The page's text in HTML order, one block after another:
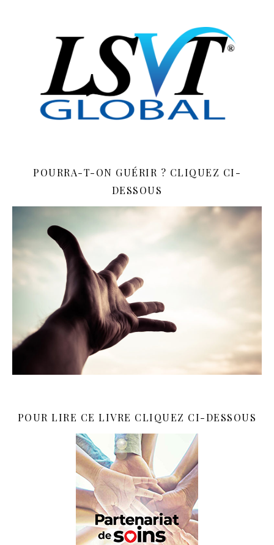
POURRA-T-ON GUÉRIR ? CLIQUEZ CI-
DESSOUS
POUR LIRE CE LIVRE CLIQUEZ CI-DESSOUS